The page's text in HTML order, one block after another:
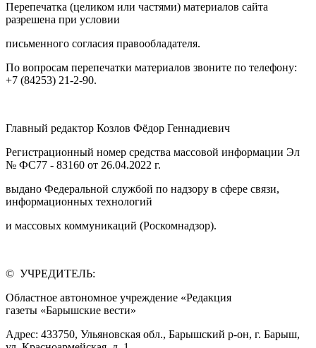
Перепечатка (целиком или частями) материалов сайта
разрешена при условии
письменного согласия правообладателя.
По вопросам перепечатки материалов звоните по телефону:
+7 (84253) 21-2-90.
Главный редактор Козлов Фёдор Геннадиевич
Регистрационный номер средства массовой информации Эл
№ ФС77 - 83160 от 26.04.2022 г.
выдано Федеральной службой по надзору в сфере связи,
информационных технологий
и массовых коммуникаций (Роскомнадзор).
© УЧРЕДИТЕЛЬ:
Областное автономное учреждение «Редакция
газеты «Барышские вести»
Адрес: 433750, Ульяновская обл., Барышский р-он, г. Барыш,